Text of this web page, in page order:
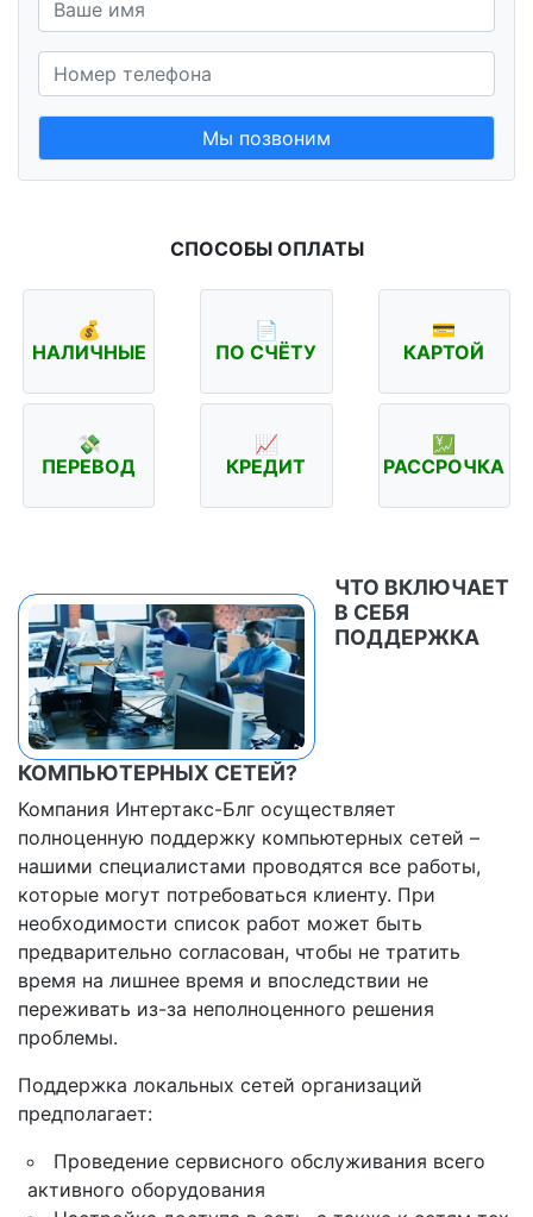
Мы позвоним
СПОСОБЫ ОПЛАТЫ
💰
НАЛИЧНЫЕ
📄
ПО СЧЁТУ
💳
КАРТОЙ
💸
ПЕРЕВОД
📈
КРЕДИТ
💹
РАССРОЧКА
ЧТО ВКЛЮЧАЕТ
В СЕБЯ
ПОДДЕРЖКА
КОМПЬЮТЕРНЫХ СЕТЕЙ?
Компания Интертакс-Блг осуществляет
полноценную поддержку компьютерных сетей –
нашими специалистами проводятся все работы,
которые могут потребоваться клиенту. При
необходимости список работ может быть
предварительно согласован, чтобы не тратить
время на лишнее время и впоследствии не
переживать из-за неполноценного решения
проблемы.
Поддержка локальных сетей организаций
предполагает:
Проведение сервисного обслуживания всего
активного оборудования